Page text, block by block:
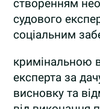
створенням
судового
соціальним
кримінальною
експерта за
висновку та